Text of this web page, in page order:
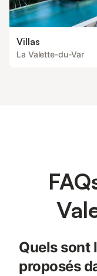
Villas
La Valette-du-Var
Quels sont
proposés